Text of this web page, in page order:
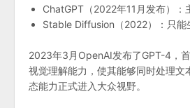
ChatGPT（2022年11月发布）：
Stable Diffusion（2022）：只能
2023年3月OpenAI发布了GPT-4，
视觉理解能力，使其能够同时处理文
态能力正式进入大众视野。